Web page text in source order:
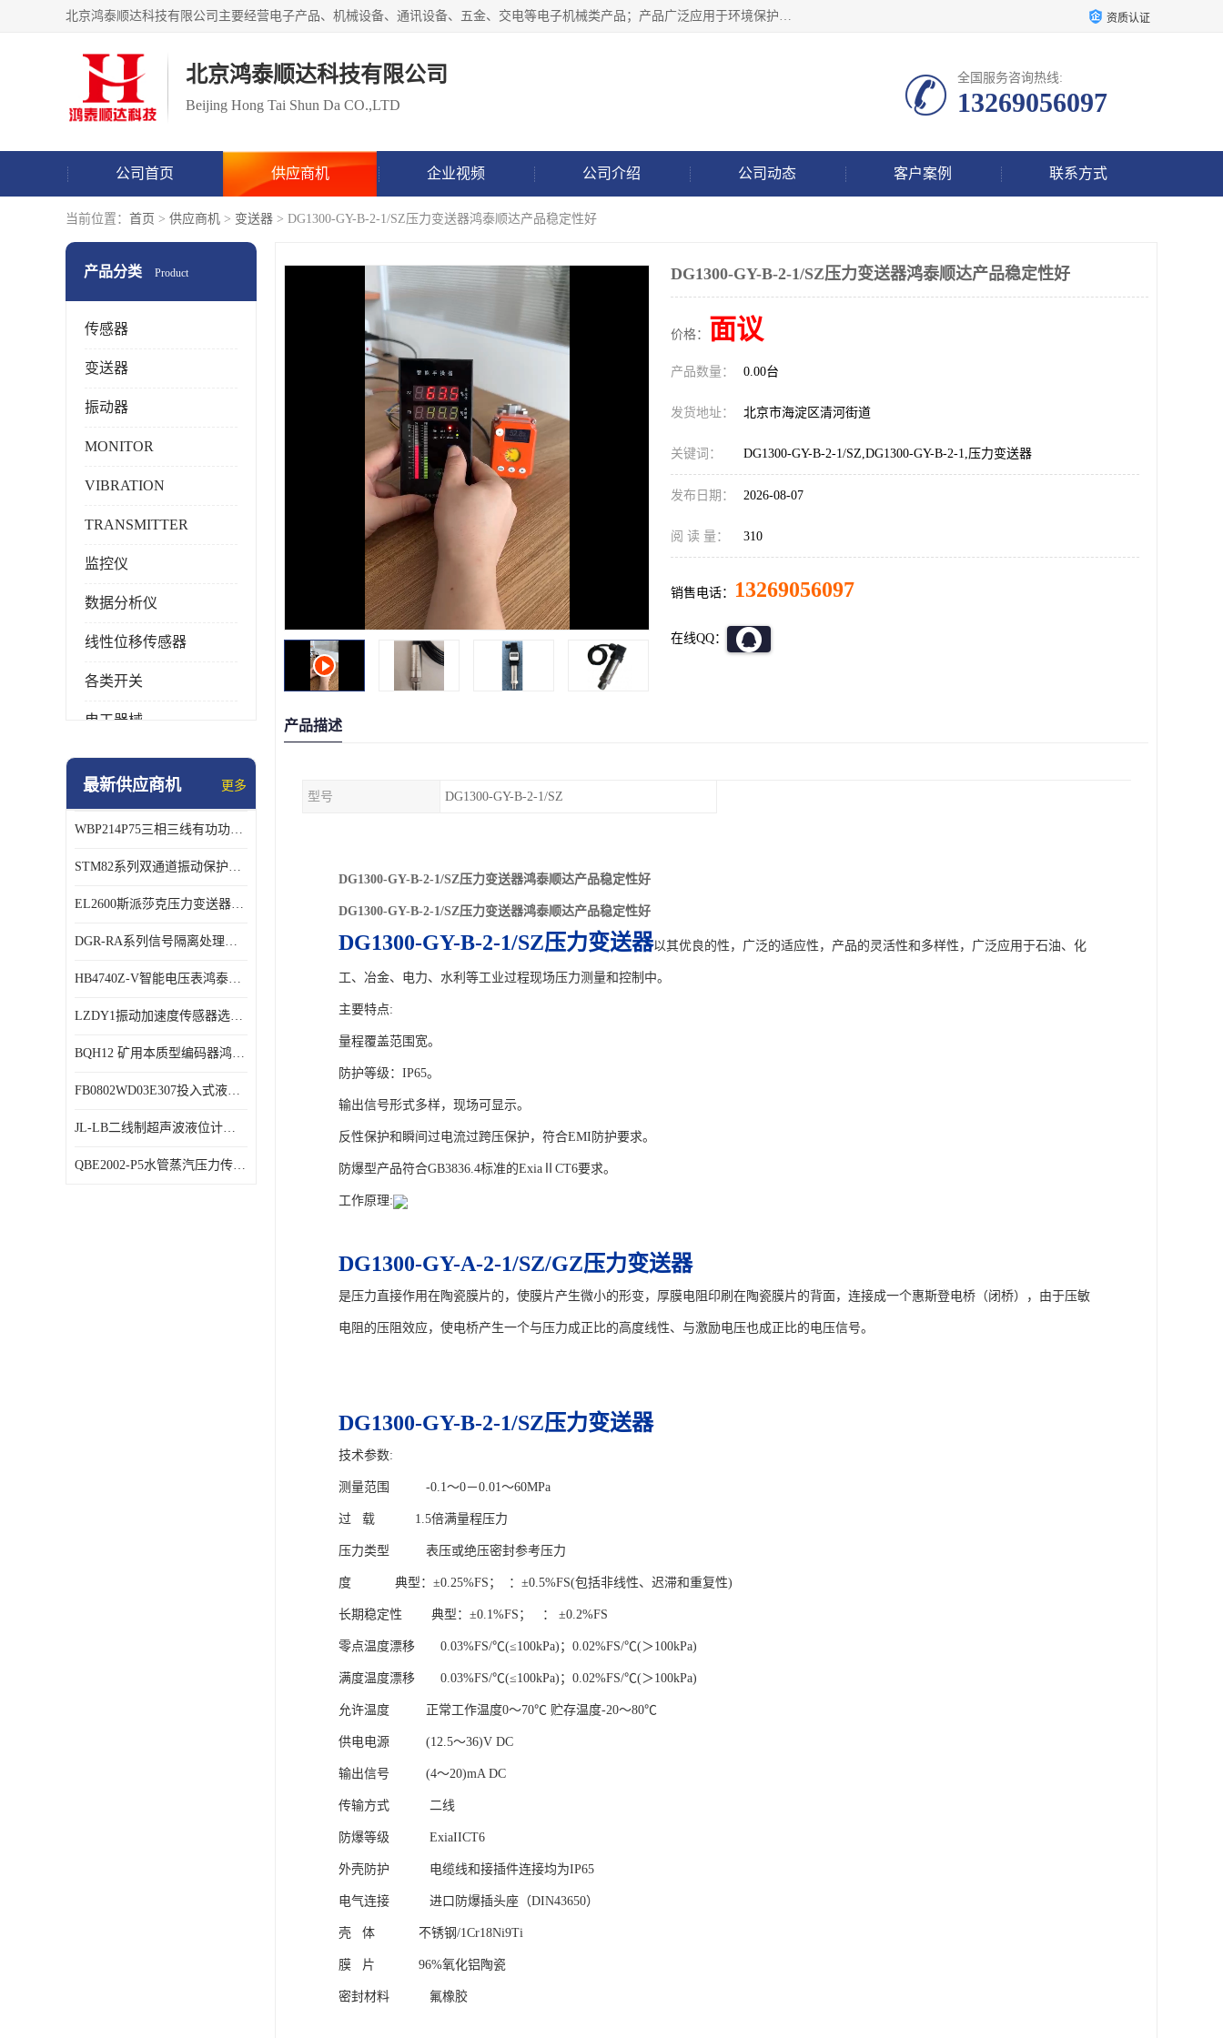
北京鸿泰顺达科技有限公司主要经营电子产品、机械设备、通讯设备、五金、交电等电子机械类产品；产品广泛应用于环境保护、石油化工、电力电子、冶金建筑、煤炭、农业、卫生防疫、教育科研等行业。并成功的与各地环境监测站、污水处理厂、卷烟厂、电厂、高校、科学院所、卫生防疫部门、煤矿、石化厂等用户建立了密切的合作关系。 资质认证
北京鸿泰顺达科技有限公司
Beijing Hong Tai Shun Da CO.,LTD
全国服务咨询热线:
13269056097
公司首页 供应商机 企业视频 公司介绍 公司动态 客户案例 联系方式
当前位置： 首页 > 供应商机 > 变送器 > DG1300-GY-B-2-1/SZ压力变送器鸿泰顺达产品稳定性好
产品分类 Product
传感器
变送器
振动器
MONITOR
VIBRATION
TRANSMITTER
监控仪
数据分析仪
线性位移传感器
各类开关
电工器械
模块化产品
特殊用处传感器
特殊用途变送器
最新供应商机 更多
WBP214P75三相三线有功功率传感器鸿泰顺达产品稳定性好
STM82系列双通道振动保护表鸿泰产品技术规格
EL2600斯派莎克压力变送器技术规格
DGR-RA系列信号隔离处理器鸿泰产品技术规格
HB4740Z-V智能电压表鸿泰产品外形美观大方
LZDY1振动加速度传感器选型资料
BQH12 矿用本质型编码器鸿泰产品实物展示
FB0802WD03E307投入式液位计鸿泰产品选型参数
JL-LB二线制超声波液位计鸿泰产品外形美观大方
QBE2002-P5水管蒸汽压力传感器西门子产品技术规格
DG1300-GY-B-2-1/SZ压力变送器鸿泰顺达产品稳定性好
价格： 面议
产品数量： 0.00台
发货地址： 北京市海淀区清河街道
关键词： DG1300-GY-B-2-1/SZ,DG1300-GY-B-2-1,压力变送器
发布日期： 2026-08-07
阅 读 量： 310
销售电话： 13269056097
在线QQ：
产品描述
型号 DG1300-GY-B-2-1/SZ
DG1300-GY-B-2-1/SZ压力变送器鸿泰顺达产品稳定性好
DG1300-GY-B-2-1/SZ压力变送器鸿泰顺达产品稳定性好
DG1300-GY-B-2-1/SZ压力变送器以其优良的性，广泛的适应性，产品的灵活性和多样性，广泛应用于石油、化
工、冶金、电力、水利等工业过程现场压力测量和控制中。
主要特点:
量程覆盖范围宽。
防护等级：IP65。
输出信号形式多样，现场可显示。
反性保护和瞬间过电流过跨压保护，符合EMI防护要求。
防爆型产品符合GB3836.4标准的ExiaⅡCT6要求。
工作原理:
DG1300-GY-A-2-1/SZ/GZ压力变送器
是压力直接作用在陶瓷膜片的，使膜片产生微小的形变，厚膜电阻印刷在陶瓷膜片的背面，连接成一个惠斯登电桥（闭桥），由于压敏
电阻的压阻效应，使电桥产生一个与压力成正比的高度线性、与激励电压也成正比的电压信号。
DG1300-GY-B-2-1/SZ压力变送器
技术参数:
测量范围 -0.1～0－0.01～60MPa
过 载 1.5倍满量程压力
压力类型 表压或绝压密封参考压力
度 典型：±0.25%FS； ：±0.5%FS(包括非线性、迟滞和重复性)
长期稳定性 典型：±0.1%FS； ： ±0.2%FS
零点温度漂移 0.03%FS/℃(≤100kPa)；0.02%FS/℃(＞100kPa)
满度温度漂移 0.03%FS/℃(≤100kPa)；0.02%FS/℃(＞100kPa)
允许温度 正常工作温度0～70℃ 贮存温度-20～80℃
供电电源 (12.5～36)V DC
输出信号 (4～20)mA DC
传输方式 二线
防爆等级 ExiaIICT6
外壳防护 电缆线和接插件连接均为IP65
电气连接 进口防爆插头座（DIN43650）
壳 体 不锈钢/1Cr18Ni9Ti
膜 片 96%氧化铝陶瓷
密封材料 氟橡胶